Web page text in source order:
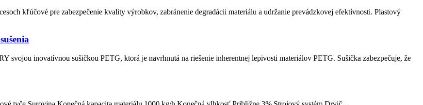
kľúčové pre zabezpečenie kvality výrobkov, zabránenie degradácii materiálu a udržanie prevádzkovej efektívnosti. Plastový
inovatívnou sušičkou PETG, ktorá je navrhnutá na riešenie inherentnej lepivosti materiálov PETG. Sušička zabezpečuje, že